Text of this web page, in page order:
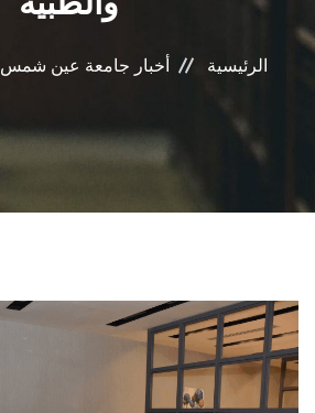
الرئيسية أخبار جامعة عين شمس